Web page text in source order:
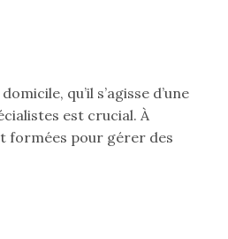
qu’il s’agisse d’une
est crucial. À
formées pour gérer des